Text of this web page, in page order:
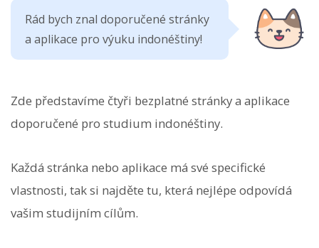
Rád bych znal doporučené stránky
a aplikace pro výuku indonéštiny!
Zde představíme čtyři bezplatné stránky a aplikace
doporučené pro studium indonéštiny.
Každá stránka nebo aplikace má své specifické
vlastnosti, tak si najděte tu, která nejlépe odpovídá
vašim studijním cílům.